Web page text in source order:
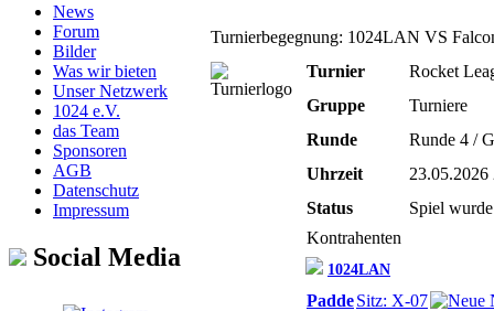
News
Forum
Bilder
Was wir bieten
Unser Netzwerk
1024 e.V.
das Team
Sponsoren
AGB
Datenschutz
Impressum
Social Media
Turnierbegegnung: 1024LAN VS
Turnier
Rocket
Gruppe
Turniere
Runde
Runde 4 /
Uhrzeit
Status
Spiel
Kontrahenten
1024LAN
PaddeSitz: X-07